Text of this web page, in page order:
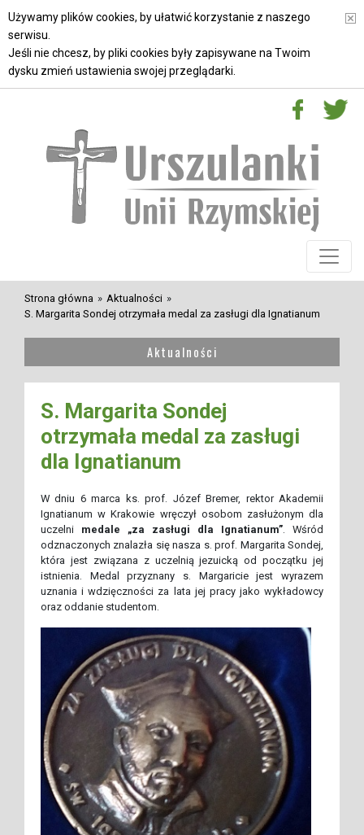
Używamy plików cookies, by ułatwić korzystanie z naszego
serwisu.
Jeśli nie chcesz, by pliki cookies były zapisywane na Twoim
dysku zmień ustawienia swojej przeglądarki.
Strona główna » Aktualności »
S. Margarita Sondej otrzymała medal za zasługi dla Ignatianum
Aktualności
S. Margarita Sondej
otrzymała medal za zasługi
dla Ignatianum
W dniu 6 marca ks. prof. Józef Bremer, rektor Akademii
Ignatianum w Krakowie wręczył osobom zasłużonym dla
uczelni medale „za zasługi dla Ignatianum” . Wśród
odznaczonych znalazła się nasza s. prof. Margarita Sondej,
która jest związana z uczelnią jezuicką od początku jej
istnienia. Medal przyznany s. Margaricie jest wyrazem
uznania i wdzięczności za lata jej pracy jako wykładowcy
oraz oddanie studentom.